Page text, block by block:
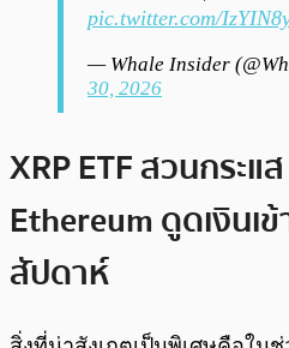
pic.twitter.com/
— Whale Insider
30, 2026
XRP ETF สวนกระแ
Ethereum ดูดเงินเ
สัปดาห์